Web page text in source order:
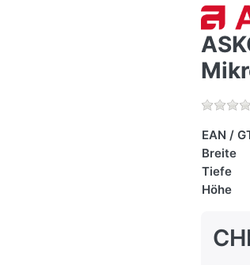
EAN /
Breite
Tiefe
Höhe